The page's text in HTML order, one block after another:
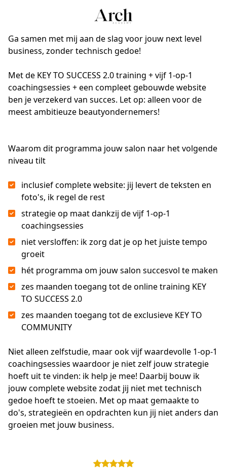
Ga samen met mij aan de slag voor jouw next level
business, zonder technisch gedoe!
Met de KEY TO SUCCESS 2.0 training + vijf 1-op-1
coachingsessies + een compleet gebouwde website
ben je verzekerd van succes. Let op: alleen voor de
meest ambitieuze beautyondernemers!
Waarom dit programma jouw salon naar het volgende
niveau tilt
inclusief complete website: jij levert de teksten en
foto's, ik regel de rest
strategie op maat dankzij de vijf 1-op-1
coachingsessies
niet versloffen: ik zorg dat je op het juiste tempo
groeit
hét programma om jouw salon succesvol te maken
zes maanden toegang tot de online training KEY
TO SUCCESS 2.0
zes maanden toegang tot de exclusieve KEY TO
COMMUNITY
Niet alleen zelfstudie, maar ook vijf waardevolle 1-op-1
coachingsessies waardoor je niet zelf jouw strategie
hoeft uit te vinden: ik help je mee! Daarbij bouw ik
jouw complete website zodat jij niet met technisch
gedoe hoeft te stoeien. Met op maat gemaakte to
do's, strategieën en opdrachten kun jij niet anders dan
groeien met jouw business.